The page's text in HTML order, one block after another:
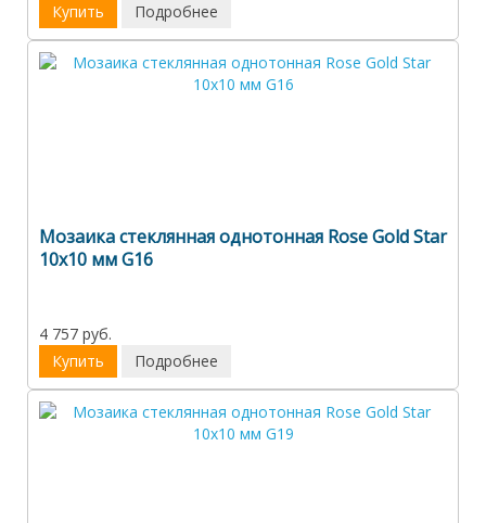
Купить
Подробнее
Мозаика стеклянная однотонная Rose Gold Star
10х10 мм G16
4 757 руб.
Купить
Подробнее